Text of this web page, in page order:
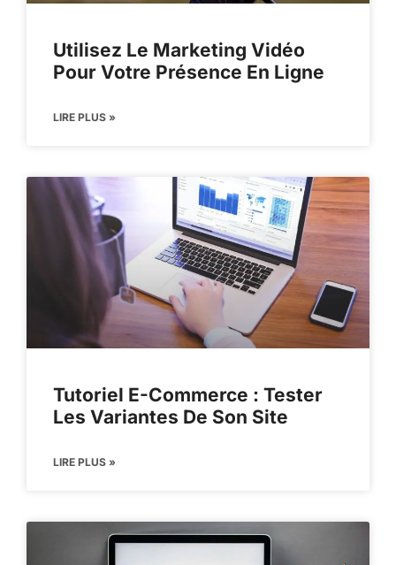
Utilisez Le Marketing Vidéo
Pour Votre Présence En Ligne
LIRE PLUS »
Tutoriel E-Commerce : Tester
Les Variantes De Son Site
LIRE PLUS »